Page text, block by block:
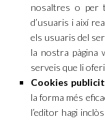
nosaltres o per
d’usuaris i així
els usuaris del
la nostra pàgina
serveis que li
Cookies
la forma més
l’editor hagi